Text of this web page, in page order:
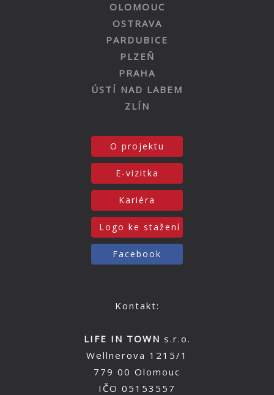
OLOMOUC
OSTRAVA
PARDUBICE
PLZEŇ
PRAHA
ÚSTÍ NAD LABEM
ZLÍN
O projektu
E-vizitka
Kariéra
Logo ke stažení
Facebook
Kontakt:
LIFE IN TOWN s.r.o.
Wellnerova 1215/1
779 00 Olomouc
IČO 05153557